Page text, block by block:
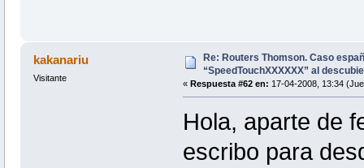
kakanariu
Visitante
Re: Routers Thomson. Caso
“SpeedTouchXXXXXX” al
« Respuesta #62 en: 17-04-2008, 13:34
Hola, aparte de
escribo para